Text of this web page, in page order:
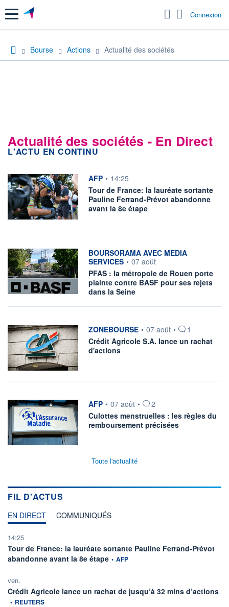
Menu Connexion
Bourse Actions Actualité des sociétés
Actualité des sociétés - En Direct
L'ACTU EN CONTINU
information fournie par
AFP • 14:25
Tour de France: la lauréate sortante
Pauline Ferrand-Prévot abandonne
avant la 8e étape
information fournie par
BOURSORAMA AVEC MEDIA
SERVICES • 07 août
PFAS : la métropole de Rouen porte
plainte contre BASF pour ses rejets
dans la Seine
information fournie par
ZONEBOURSE • 07 août •
1
Crédit Agricole S.A. lance un rachat
d'actions
information fournie par
AFP • 07 août •
2
Culottes menstruelles : les règles du
remboursement précisées
Toute l'actualité
FIL D'ACTUS
EN DIRECT COMMUNIQUÉS
14:25
Tour de France: la lauréate sortante Pauline Ferrand-Prévot
abandonne avant la 8e étape information fournie par
• AFP
ven.
Crédit Agricole lance un rachat de jusqu’à 32 mlns d’actions
• REUTERS